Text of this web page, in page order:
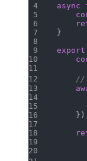
async
}
export
//